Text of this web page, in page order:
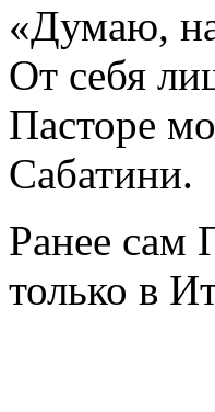
«Думаю,
От себя
Пасторе
Сабатини.
Ранее сам
только в